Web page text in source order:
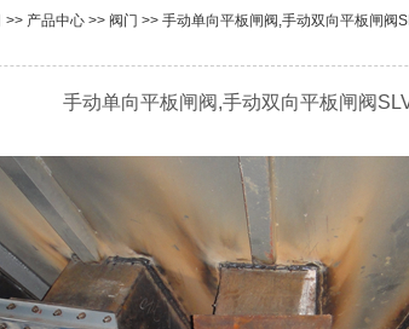
[25-06-06]
[25-03-20]
[25-02-17]
[24-12-31]
[24-11-26]
>> 产品中心 >> 阀门 >> 手动单向平板闸阀,手动双向平板闸阀
手动单向平板闸阀,手动双向平板闸阀